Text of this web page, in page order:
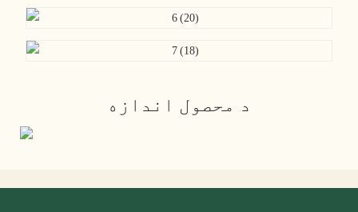
د محصول اندازه